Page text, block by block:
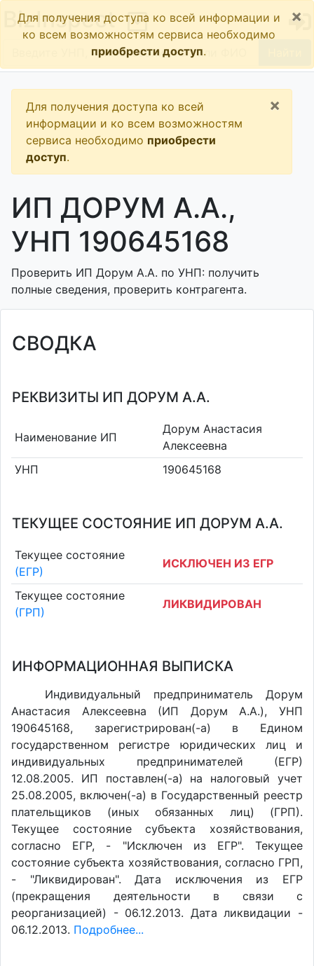
BizInspect
Для получения доступа ко всей информации и
ко всем возможностям сервиса необходимо
приобрести доступ.
×
Для получения доступа ко всей
информации и ко всем возможностям
сервиса необходимо приобрести
доступ.
×
ИП ДОРУМ А.А.,
УНП 190645168
Проверить ИП Дорум А.А. по УНП: получить
полные сведения, проверить контрагента.
СВОДКА
РЕКВИЗИТЫ ИП ДОРУМ А.А.
Наименование ИП
Дорум Анастасия
Алексеевна
УНП
190645168
ТЕКУЩЕЕ СОСТОЯНИЕ ИП ДОРУМ А.А.
Текущее состояние
(ЕГР)
ИСКЛЮЧЕН ИЗ ЕГР
Текущее состояние
(ГРП)
ЛИКВИДИРОВАН
ИНФОРМАЦИОННАЯ ВЫПИСКА
Индивидуальный предприниматель Дорум
Анастасия Алексеевна (ИП Дорум А.А.), УНП
190645168, зарегистрирован(-а) в Едином
государственном регистре юридических лиц и
индивидуальных предпринимателей (ЕГР)
12.08.2005. ИП поставлен(-a) на налоговый учет
25.08.2005, включен(-a) в Государственный реестр
плательщиков (иных обязанных лиц) (ГРП).
Текущее состояние субъекта хозяйствования,
согласно ЕГР, - "Исключен из ЕГР". Текущее
состояние субъекта хозяйствования, согласно ГРП,
- "Ликвидирован". Дата исключения из ЕГР
(прекращения деятельности в связи с
реорганизацией) - 06.12.2013. Дата ликвидации -
06.12.2013. Подробнее...